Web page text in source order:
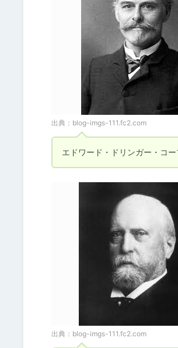
出典： blog-imgs-111.fc2.com
エドワード・ドリンガー・コ
出典： blog-imgs-111.fc2.com